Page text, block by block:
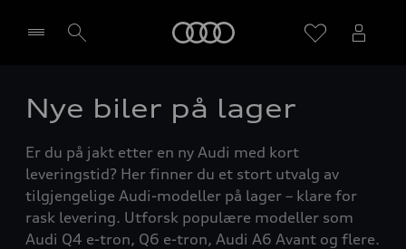
Velg forhandler
Nye biler på lager
Er du på jakt etter en ny Audi med kort
leveringstid? Her finner du et stort utvalg av
tilgjengelige Audi-modeller på lager – klare for
rask levering. Utforsk populære modeller som
Audi Q4 e-tron, Q6 e-tron, Audi A6 Avant og flere.